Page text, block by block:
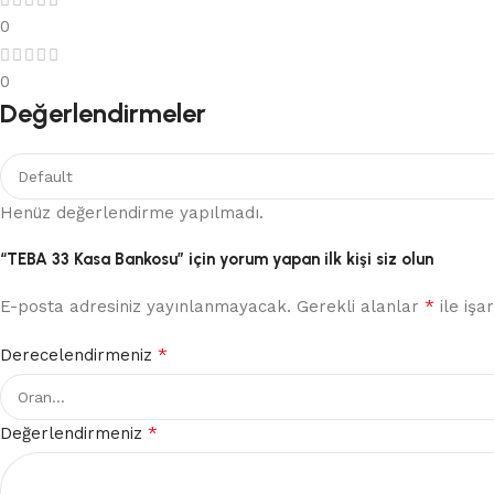
0
0
Değerlendirmeler
Henüz değerlendirme yapılmadı.
“TEBA 33 Kasa Bankosu” için yorum yapan ilk kişi siz olun
E-posta adresiniz yayınlanmayacak. Gerekli alanlar * ile
Derecelendirmeniz *
Değerlendirmeniz *